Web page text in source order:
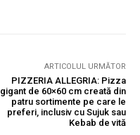
ARTICOLUL URMĂTOR
PIZZERIA ALLEGRIA: Pizza
gigant de 60×60 cm creată din
patru sortimente pe care le
preferi, inclusiv cu Sujuk sau
Kebab de vită